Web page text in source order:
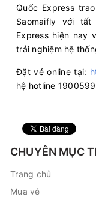
Quốc Express
Saomaifly với
Express hiện nay
trải nghiệm hệ
Đặt vé online tại:
hệ hotline
CHUYÊN MỤC
Trang chủ
Mua vé